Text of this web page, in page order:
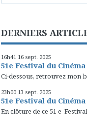
DERNIERS
16h41 16 sept. 2025
51e Festival du
Ci-dessous, retrouvez mon
23h00 13 sept. 2025
51e Festival du
En clôture de ce 51 e